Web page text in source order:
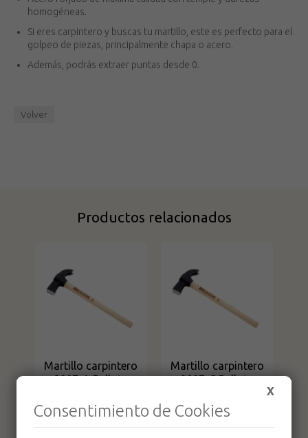
homogéneas.
Si eres carpintero y buscas tu martillo, este es perfecto para el
golpeo de piezas, principalmente chapa o acero.
Además, podrás extraer puntas desde 0.
Volver
Productos relacionados
Martillo carpintero
8007-A Bellota
Martillo carpintero
8007-C Bellota
X
Consentimiento de Cookies